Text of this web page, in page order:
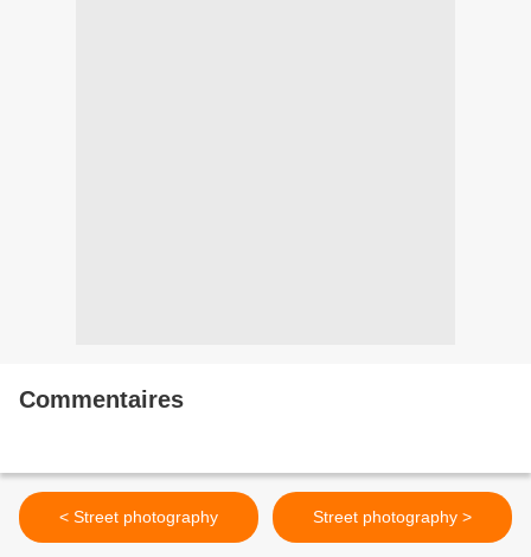
Commentaires
< Street photography Street photography >